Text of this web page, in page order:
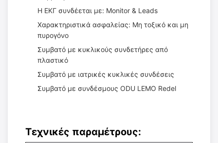
Η ΕΚΓ συνδέεται με: Monitor & Leads
Χαρακτηριστικά ασφαλείας: Μη τοξικό και μη
πυρογόνο
Συμβατό με κυκλικούς συνδετήρες από
πλαστικό
Συμβατό με ιατρικές κυκλικές συνδέσεις
Συμβατό με συνδέσμους ODU LEMO Redel
Τεχνικές παραμέτρους: